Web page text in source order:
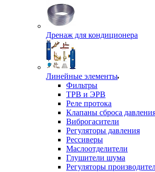
Дренаж для кондиционера
Линейные элементы
Фильтры
ТРВ и ЭРВ
Реле протока
Клапаны сброса
Виброгасители
Регуляторы давления
Рессиверы
Маслоотделители
Глушители шума
Регуляторы